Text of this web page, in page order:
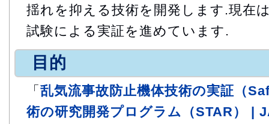
揺れを抑える技術を開発します.現在
試験による実証を進めています.
目的
「 乱気流事故防止機体技術の実証（
術の研究開発プログラム（STAR） |